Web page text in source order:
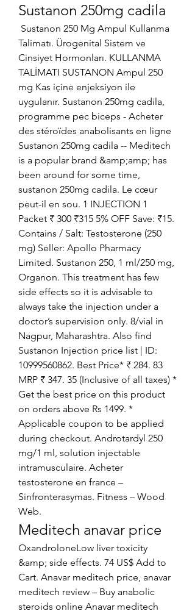
Sustanon 250mg cadila
Talimatı. Ürogenital Sistem ve
Cinsiyet Hormonları. KULLANMA
TALİMATI SUSTANON Ampul 250
mg Kas içine enjeksiyon ile
uygulanır. Sustanon 250mg cadila,
programme pec biceps - Acheter
des stéroïdes anabolisants en ligne
Sustanon 250mg cadila -- Meditech
is a popular brand &amp;amp; has
been around for some time,
sustanon 250mg cadila. Le cœur
peut-il en sou. 1 INJECTION 1
Packet ₹ 300 ₹315 5% OFF Save: ₹15.
Contains / Salt: Testosterone (250
mg) Seller: Apollo Pharmacy
Limited. Sustanon 250, 1 ml/250 mg,
Organon. This treatment has few
side effects so it is advisable to
always take the injection under a
doctor’s supervision only. 8/vial in
Nagpur, Maharashtra. Also find
Sustanon Injection price list | ID:
10999560862. Best Price* ₹ 284. 83
MRP ₹ 347. 35 (Inclusive of all taxes) *
Get the best price on this product
on orders above Rs 1499. *
Applicable coupon to be applied
during checkout. Androtardyl 250
mg/1 ml, solution injectable
intramusculaire. Acheter
testosterone en france –
Sinfronterasymas. Fitness – Wood
Web.
Meditech anavar price
OxandroloneLow liver toxicity
&amp; side effects. 74 US$ Add to
Cart. Anavar meditech price, anavar
meditech review – Buy anabolic
steroids online Anavar meditech